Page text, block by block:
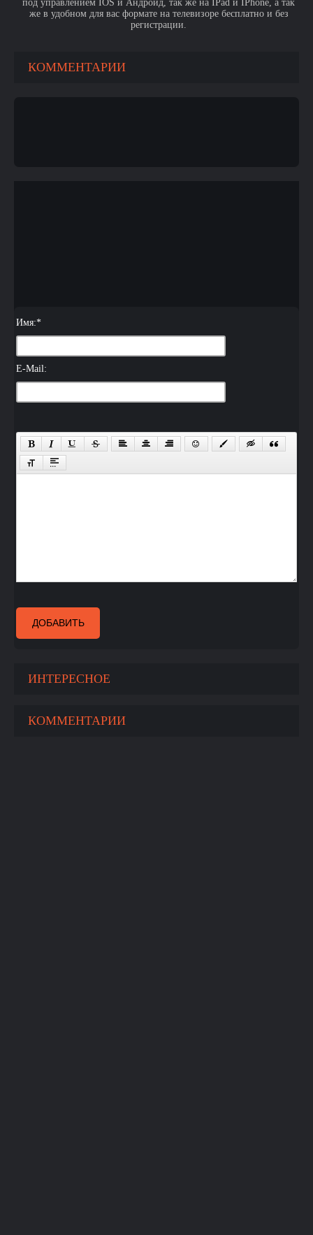
под управлением IOS и Андроид, так же на IPad и IPhone, а так
же в удобном для вас формате на телевизоре бесплатно и без
регистрации.
КОММЕНТАРИИ
Имя:*
E-Mail:
ДОБАВИТЬ
ИНТЕРЕСНОЕ
КОММЕНТАРИИ